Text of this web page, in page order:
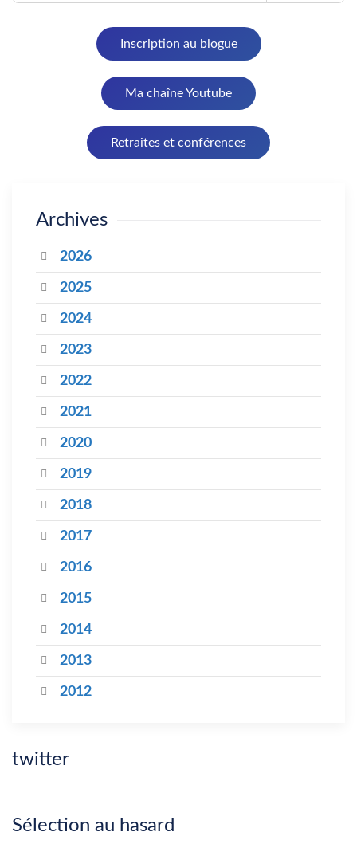
Inscription au blogue
Ma chaîne Youtube
Retraites et conférences
Archives
2026
2025
2024
2023
2022
2021
2020
2019
2018
2017
2016
2015
2014
2013
2012
twitter
Sélection au hasard